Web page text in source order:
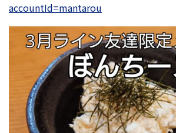
accountId=mantarou